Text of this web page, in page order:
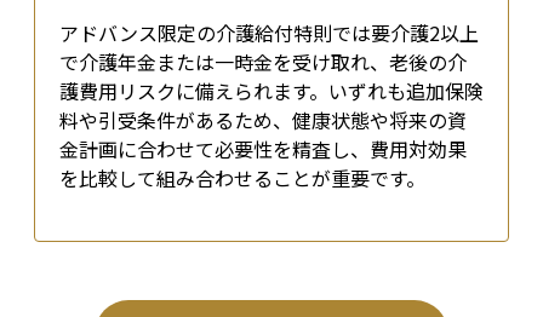
アドバンス限定の介護給付特則では要介護2以上
で介護年金または一時金を受け取れ、老後の介
護費用リスクに備えられます。いずれも追加保険
料や引受条件があるため、健康状態や将来の資
金計画に合わせて必要性を精査し、費用対効果
を比較して組み合わせることが重要です。